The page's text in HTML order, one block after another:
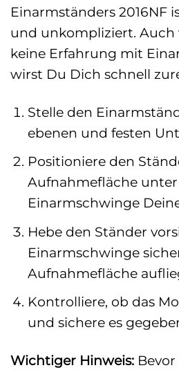
Einarmständers 2016NF
und unkompliziert. Auch
keine Erfahrung mit
wirst Du Dich schnell
Stelle den
ebenen und festen
Positioniere den
Aufnahmefläche
Einarmschwinge
Hebe den Ständer
Einarmschwinge
Aufnahmefläche
Kontrolliere, ob das
und sichere es
Wichtiger Hinweis: